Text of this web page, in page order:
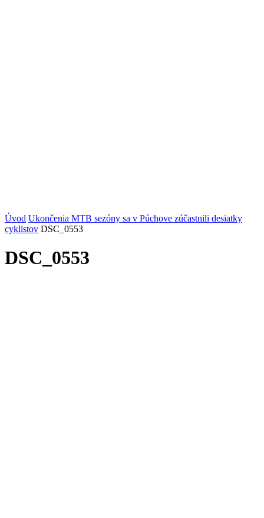
Úvod Ukončenia MTB sezóny sa v Púchove zúčastnili desiatky
cyklistov DSC_0553
DSC_0553